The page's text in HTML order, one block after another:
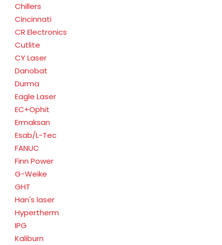
Chillers
Cincinnati
CR Electronics
Cutlite
CY Laser
Danobat
Durma
Eagle Laser
EC+Ophit
Ermaksan
Esab/L-Tec
FANUC
Finn Power
G-Weike
GHT
Han's laser
Hypertherm
IPG
Kaliburn